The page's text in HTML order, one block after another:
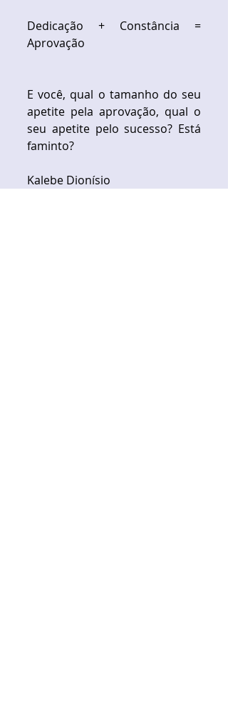
Dedicação + Constância =
Aprovação
E você, qual o tamanho do seu
apetite pela aprovação, qual o
seu apetite pelo sucesso? Está
faminto?
Kalebe Dionísio